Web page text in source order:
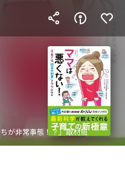
が非常事態！？」取材班